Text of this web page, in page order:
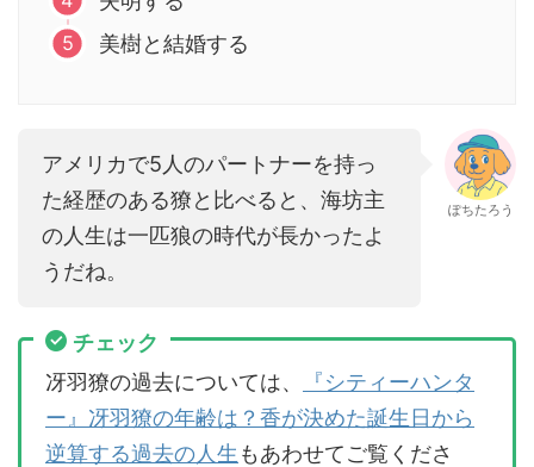
美樹と結婚する
アメリカで5人のパートナーを持っ
た経歴のある獠と比べると、海坊主
の人生は一匹狼の時代が長かったよ
うだね。
ぽちたろう
チェック
冴羽獠の過去については、
『シティーハンタ
ー』冴羽獠の年齢は？香が決めた誕生日から
逆算する過去の人生 もあわせてご覧くださ